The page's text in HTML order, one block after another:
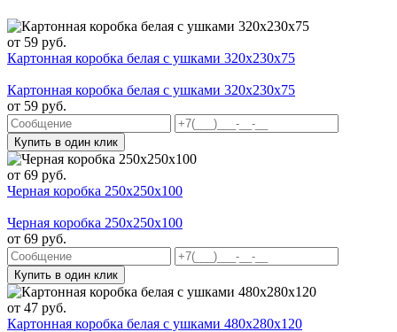
от 59 руб.
Картонная коробка белая с ушками 320х230х75
Картонная коробка белая с ушками 320х230х75
от 59 руб.
Купить в один клик
от 69 руб.
Черная коробка 250x250x100
Черная коробка 250x250x100
от 69 руб.
Купить в один клик
от 47 руб.
Картонная коробка белая с ушками 480х280х120